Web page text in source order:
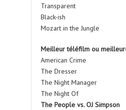
Transparent
Black-ish
Mozart in the Jungle
Meilleur téléfilm ou
American Crime
The Dresser
The Night Manager
The Night Of
The People vs. OJ Simpson